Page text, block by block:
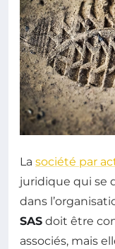
La société par
juridique qui se
dans
SAS doit être
associés, mais